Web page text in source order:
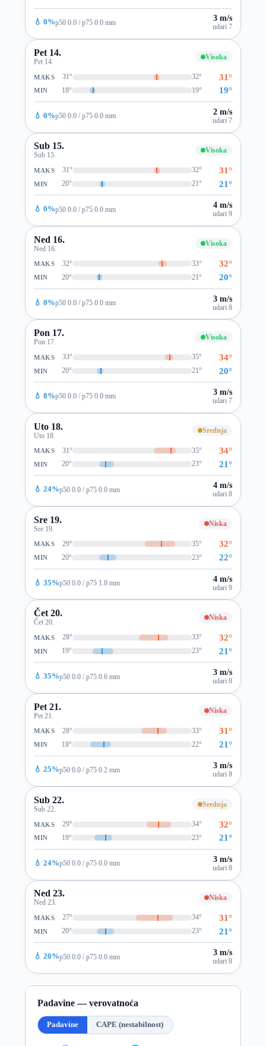
💧 0%p50 0.0 / p75 0.0 mm 3 m/s
udari 7
Pet 14.
Pet 14.
Visoka
MAKS 31° 32° 31°
MIN 18° 19° 19°
💧 0%p50 0.0 / p75 0.0 mm 2 m/s
udari 7
Sub 15.
Sub 15.
Visoka
MAKS 31° 32° 31°
MIN 20° 21° 21°
💧 0%p50 0.0 / p75 0.0 mm 4 m/s
udari 9
Ned 16.
Ned 16.
Visoka
MAKS 32° 33° 32°
MIN 20° 21° 20°
💧 0%p50 0.0 / p75 0.0 mm 3 m/s
udari 8
Pon 17.
Pon 17.
Visoka
MAKS 33° 35° 34°
MIN 20° 21° 20°
💧 8%p50 0.0 / p75 0.0 mm 3 m/s
udari 7
Uto 18.
Uto 18.
Srednja
MAKS 31° 35° 34°
MIN 20° 23° 21°
💧 24%p50 0.0 / p75 0.0 mm 4 m/s
udari 8
Sre 19.
Sre 19.
Niska
MAKS 29° 35° 32°
MIN 20° 23° 22°
💧 35%p50 0.0 / p75 1.8 mm 4 m/s
udari 9
Čet 20.
Čet 20.
Niska
MAKS 28° 33° 32°
MIN 19° 23° 21°
💧 35%p50 0.0 / p75 0.6 mm 3 m/s
udari 8
Pet 21.
Pet 21.
Niska
MAKS 28° 33° 31°
MIN 18° 22° 21°
💧 25%p50 0.0 / p75 0.2 mm 3 m/s
udari 8
Sub 22.
Sub 22.
Srednja
MAKS 29° 34° 32°
MIN 19° 23° 21°
💧 24%p50 0.0 / p75 0.0 mm 3 m/s
udari 8
Ned 23.
Ned 23.
Niska
MAKS 27° 34° 31°
MIN 20° 23° 21°
💧 20%p50 0.0 / p75 0.0 mm 3 m/s
udari 8
Padavine — verovatnoća
Padavine CAPE (nestabilnost)